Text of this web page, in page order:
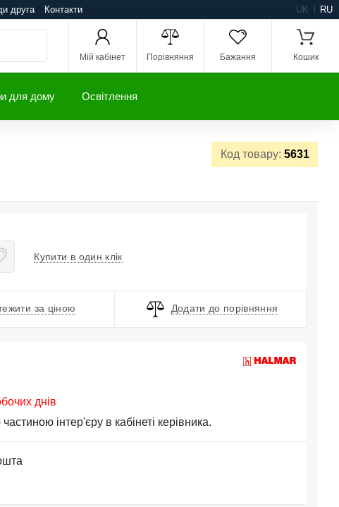
друга Контакти UK RU
Мій кабінет Порівняння Бажання Кошик
для дому Освітлення
Код товару: 5631
Купити в один клік
за ціною Додати до порівняння
днів
інтер'єру в кабінеті керівника.